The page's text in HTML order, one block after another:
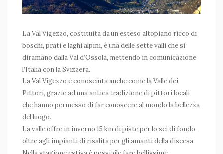
La Val Vigezzo, costituita da un esteso altopiano ricco di
boschi, prati e laghi alpini, è una delle sette valli che si
diramano dalla Val d’Ossola, mettendo in comunicazione
l’Italia con la Svizzera.
La Val Vigezzo è conosciuta anche come la Valle dei
Pittori, grazie ad una antica tradizione di pittori locali
che hanno permesso di far conoscere al mondo la bellezza
del luogo.
La valle offre in inverno 15 km di piste per lo sci di fondo,
oltre agli impianti di risalita per gli amanti della discesa.